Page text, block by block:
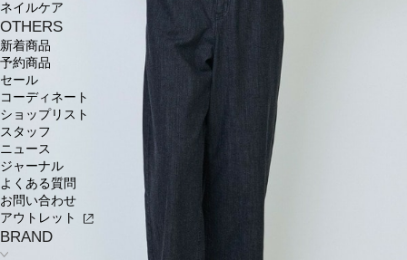
ネイルケア
OTHERS
新着商品
予約商品
セール
コーディネート
ショップリスト
スタッフ
ニュース
ジャーナル
よくある質問
お問い合わせ
アウトレット
BRAND